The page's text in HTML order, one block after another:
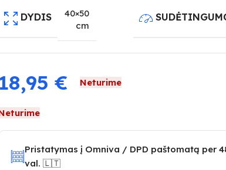
DYDIS
40×50
cm
18,95 € Neturime
Pristatymas į Omniva / DPD paštomatą per
val. 🇱🇹